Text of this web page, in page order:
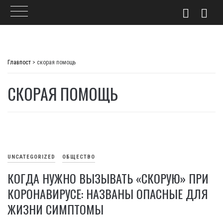
Главпост > скорая помощь
СКОРАЯ ПОМОЩЬ
UNCATEGORIZED ОБЩЕСТВО
КОГДА НУЖНО ВЫЗЫВАТЬ «СКОРУЮ» ПРИ
КОРОНАВИРУСЕ: НАЗВАНЫ ОПАСНЫЕ ДЛЯ
ЖИЗНИ СИМПТОМЫ